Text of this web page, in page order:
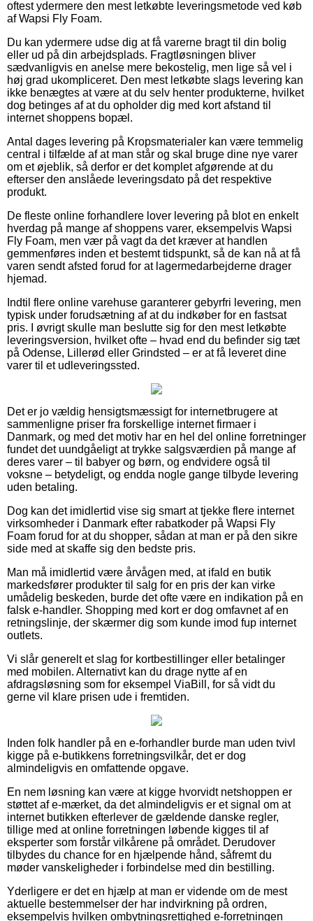
oftest ydermere den mest letkøbte leveringsmetode ved køb
af Wapsi Fly Foam.
Du kan ydermere udse dig at få varerne bragt til din bolig
eller ud på din arbejdsplads. Fragtløsningen bliver
sædvanligvis en anelse mere bekostelig, men lige så vel i
høj grad ukompliceret. Den mest letkøbte slags levering kan
ikke benægtes at være at du selv henter produkterne, hvilket
dog betinges af at du opholder dig med kort afstand til
internet shoppens bopæl.
Antal dages levering på Kropsmaterialer kan være temmelig
central i tilfælde af at man står og skal bruge dine nye varer
om et øjeblik, så derfor er det komplet afgørende at du
efterser den anslåede leveringsdato på det respektive
produkt.
De fleste online forhandlere lover levering på blot en enkelt
hverdag på mange af shoppens varer, eksempelvis Wapsi
Fly Foam, men vær på vagt da det kræver at handlen
gemmenføres inden et bestemt tidspunkt, så de kan nå at få
varen sendt afsted forud for at lagermedarbejderne drager
hjemad.
Indtil flere online varehuse garanterer gebyrfri levering, men
typisk under forudsætning af at du indkøber for en fastsat
pris. I øvrigt skulle man beslutte sig for den mest letkøbte
leveringsversion, hvilket ofte – hvad end du befinder sig tæt
på Odense, Lillerød eller Grindsted – er at få leveret dine
varer til et udleveringssted.
Det er jo vældig hensigtsmæssigt for internetbrugere at
sammenligne priser fra forskellige internet firmaer i
Danmark, og med det motiv har en hel del online forretninger
fundet det uundgåeligt at trykke salgsværdien på mange af
deres varer – til babyer og børn, og endvidere også til
voksne – betydeligt, og endda nogle gange tilbyde levering
uden betaling.
Dog kan det imidlertid vise sig smart at tjekke flere internet
virksomheder i Danmark efter rabatkoder på Wapsi Fly
Foam forud for at du shopper, sådan at man er på den sikre
side med at skaffe sig den bedste pris.
Man må imidlertid være årvågen med, at ifald en butik
markedsfører produkter til salg for en pris der kan virke
umådelig beskeden, burde det ofte være en indikation på en
falsk e-handler. Shopping med kort er dog omfavnet af en
retningslinje, der skærmer dig som kunde imod fup internet
outlets.
Vi slår generelt et slag for kortbestillinger eller betalinger
med mobilen. Alternativt kan du drage nytte af en
afdragsløsning som for eksempel ViaBill, for så vidt du
gerne vil klare prisen ude i fremtiden.
Inden folk handler på en e-forhandler burde man uden tvivl
kigge på e-butikkens forretningsvilkår, det er dog
almindeligvis en omfattende opgave.
En nem løsning kan være at kigge hvorvidt netshoppen er
støttet af e-mærket, da det almindeligvis er et signal om at
internet butikken efterlever de gældende danske regler,
tillige med at online forretningen løbende kigges til af
eksperter som forstår vilkårene på området. Derudover
tilbydes du chance for en hjælpende hånd, såfremt du
møder vanskeligheder i forbindelse med din bestilling.
Yderligere er det en hjælp at man er vidende om de mest
aktuelle bestemmelser der har indvirkning på ordren,
eksempelvis hvilken ombytningsrettighed e-forretningen